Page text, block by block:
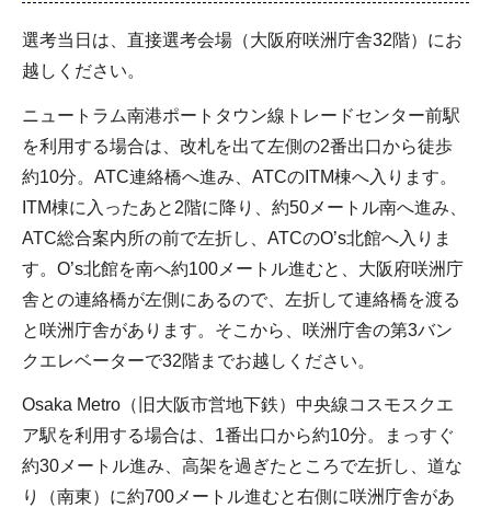
選考当日は、直接選考会場（大阪府咲洲庁舎32階）にお
越しください。
ニュートラム南港ポートタウン線トレードセンター前駅
を利用する場合は、改札を出て左側の2番出口から徒歩
約10分。ATC連絡橋へ進み、ATCのITM棟へ入ります。
ITM棟に入ったあと2階に降り、約50メートル南へ進み、
ATC総合案内所の前で左折し、ATCのO’s北館へ入りま
す。O’s北館を南へ約100メートル進むと、大阪府咲洲庁
舎との連絡橋が左側にあるので、左折して連絡橋を渡る
と咲洲庁舎があります。そこから、咲洲庁舎の第3バン
クエレベーターで32階までお越しください。
Osaka Metro（旧大阪市営地下鉄）中央線コスモスクエ
ア駅を利用する場合は、1番出口から約10分。まっすぐ
約30メートル進み、高架を過ぎたところで左折し、道な
り（南東）に約700メートル進むと右側に咲洲庁舎があ